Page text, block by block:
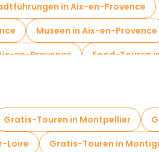
in Aix-en-Provence
Museen in Aix-en-Provence
en-Provence Food-Touren
Gratis-Touren in Montpellier
Loire
Gratis-Touren in